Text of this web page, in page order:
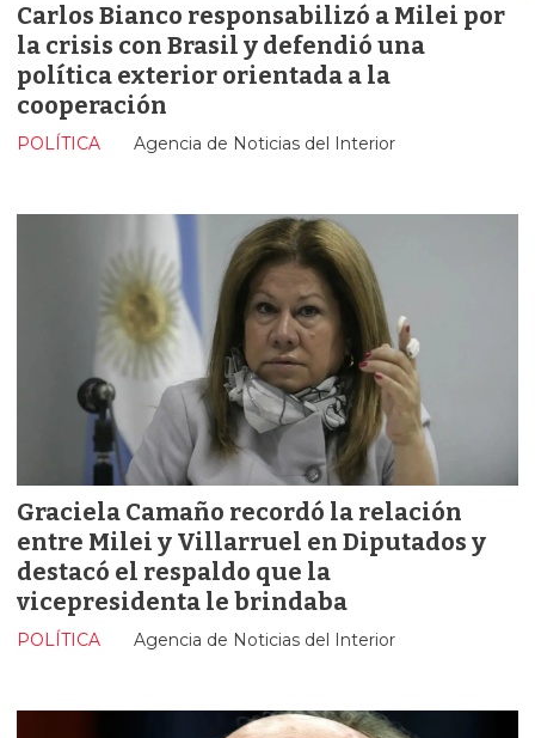
Carlos Bianco responsabilizó a Milei por
la crisis con Brasil y defendió una
política exterior orientada a la
cooperación
Agencia de Noticias del Interior
POLÍTICA
Graciela Camaño recordó la relación
entre Milei y Villarruel en Diputados y
destacó el respaldo que la
vicepresidenta le brindaba
Agencia de Noticias del Interior
POLÍTICA